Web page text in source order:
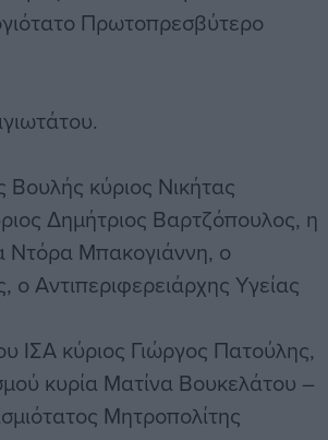
Πρωτοπρεσβύτερο
κύριος Νικήτας
Δημήτριος Βαρτζόπουλος, η
Ντόρα Μπακογιάννη, ο
Αντιπεριφερειάρχης Υγείας
ΙΣΑ κύριος Γιώργος Πατούλης,
κυρία Ματίνα Βουκελάτου –
Μητροπολίτης